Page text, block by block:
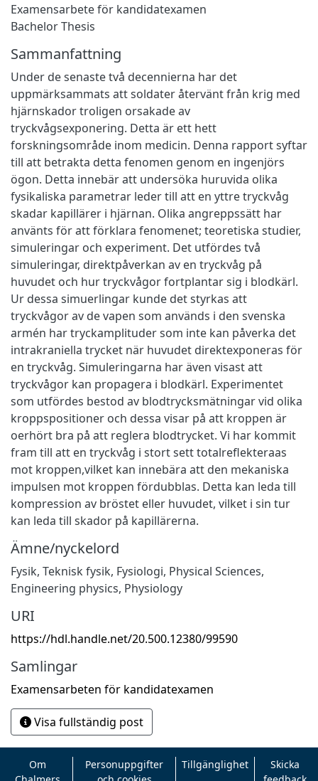
Examensarbete för kandidatexamen
Bachelor Thesis
Sammanfattning
Under de senaste två decennierna har det
uppmärksammats att soldater återvänt från krig med
hjärnskador troligen orsakade av
tryckvågsexponering. Detta är ett hett
forskningsområde inom medicin. Denna rapport syftar
till att betrakta detta fenomen genom en ingenjörs
ögon. Detta innebär att undersöka huruvida olika
fysikaliska parametrar leder till att en yttre tryckvåg
skadar kapillärer i hjärnan. Olika angreppssätt har
använts för att förklara fenomenet; teoretiska studier,
simuleringar och experiment. Det utfördes två
simuleringar, direktpåverkan av en tryckvåg på
huvudet och hur tryckvågor fortplantar sig i blodkärl.
Ur dessa simuerlingar kunde det styrkas att
tryckvågor av de vapen som används i den svenska
armén har tryckamplituder som inte kan påverka det
intrakraniella trycket när huvudet direktexponeras för
en tryckvåg. Simuleringarna har även visast att
tryckvågor kan propagera i blodkärl. Experimentet
som utfördes bestod av blodtrycksmätningar vid olika
kroppspositioner och dessa visar på att kroppen är
oerhört bra på att reglera blodtrycket. Vi har kommit
fram till att en tryckvåg i stort sett totalreflekteraas
mot kroppen,vilket kan innebära att den mekaniska
impulsen mot kroppen fördubblas. Detta kan leda till
kompression av bröstet eller huvudet, vilket i sin tur
kan leda till skador på kapillärerna.
Ämne/nyckelord
Fysik, Teknisk fysik, Fysiologi, Physical Sciences,
Engineering physics, Physiology
URI
https://hdl.handle.net/20.500.12380/99590
Samlingar
Examensarbeten för kandidatexamen
Visa fullständig post
Om
Personuppgifter
Tillgänglighet
Skicka